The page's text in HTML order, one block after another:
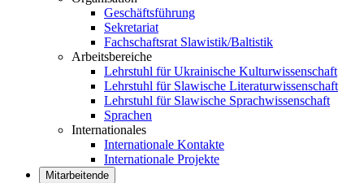
Geschäftsführung
Sekretariat
Fachschaftsrat Slawistik/Baltistik
Arbeitsbereiche
Lehrstuhl für Ukrainische Kulturwissenschaft
Lehrstuhl für Slawische Literaturwissenschaft
Lehrstuhl für Slawische Sprachwissenschaft
Sprachen
Internationales
Internationale Kontakte
Internationale Projekte
Mitarbeitende